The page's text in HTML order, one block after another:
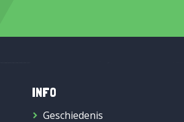
INFO
Geschiedenis